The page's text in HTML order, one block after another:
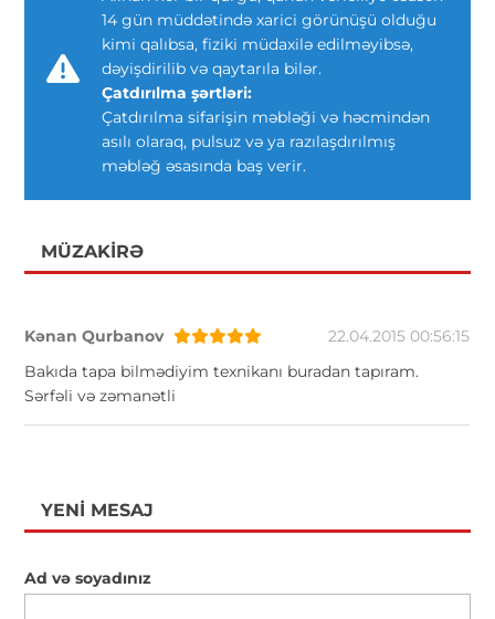
14 gün müddətində xarici görünüşü olduğu
kimi qalıbsa, fiziki müdaxilə edilməyibsə,
dəyişdirilib və qaytarıla bilər.
Çatdırılma şərtləri:
Çatdırılma sifarişin məbləği və həcmindən
asılı olaraq, pulsuz və ya razılaşdırılmış
məbləğ əsasında baş verir.
MÜZAKIRƏ
Kənan Qurbanov
22.04.2015 00:56:15
Bakıda tapa bilmədiyim texnikanı buradan tapıram.
Sərfəli və zəmanətli
YENI MESAJ
Ad və soyadınız